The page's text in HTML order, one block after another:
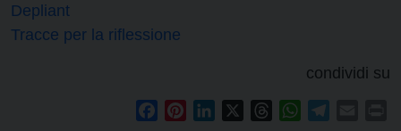
Depliant
Tracce per la riflessione
condividi su
FacebookPinterestLinkedIn ThreadsWhatsApp